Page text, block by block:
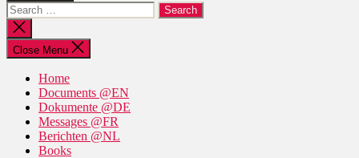
Search
for:
Close
search
Close Menu
Home
Documents @EN
Dokumente @DE
Messages @FR
Berichten @NL
Books